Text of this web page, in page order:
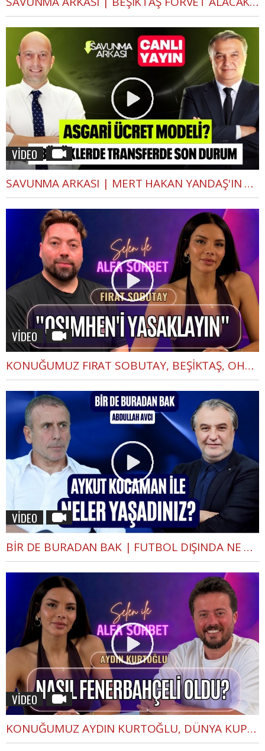
VİDEO
SAVUNMA ARKASI | MERT HAKAN YANDAŞ'IN SÖZLEŞMESİ, ICARDI KALACAK MI? | MEHMET AYAN, GÖKHAN DİNÇ
VİDEO
KONUĞUMUZ FIRAT SOBUTAY, BEŞİKTAŞ, OHA DİYORUM, MONTELLA, EN GURME DEPLASMAN | SELEN İLE ALFA SOHBET
VİDEO
BİR DE BURADAN BAK | FUTBOL DIŞINDA NE YAPIYOR? AYKUT KOCAMAN İLE KÜSTÜ MÜ? | ABDULLAH AVCI 2. BÖLÜM
VİDEO
KONUĞUMUZ AYDIN KURTOĞLU, DÜNYA KUPASI, NASIL FENERBAHÇELİ OLDU? | SELEN İLE ALFA SOHBET